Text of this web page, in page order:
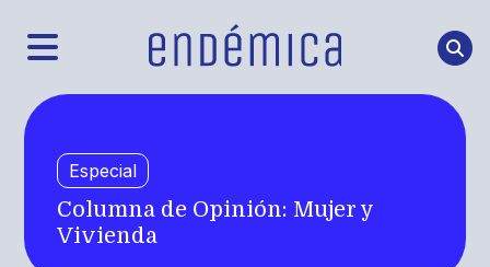
Especial
Columna de Opinión: Mujer y
Vivienda